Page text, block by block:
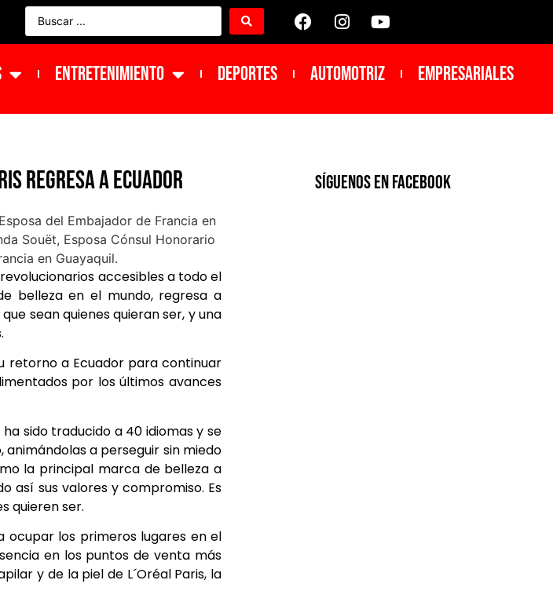
ENTRETENIMIENTO DEPORTES Automotriz Empresariales
regresa a Ecuador
accesibles a todo el
belleza en el mundo, regresa a
sean quienes quieran ser, y una
retorno a Ecuador para continuar
por los últimos avances
ha sido traducido a 40 idiomas y se
a perseguir sin miedo
la principal marca de belleza a
así sus valores y compromiso. Es
quieren ser.
ocupar los primeros lugares en el
en los puntos de venta más
y de la piel de L´Oréal Paris, la
SíGUENOS EN FACEBOOK